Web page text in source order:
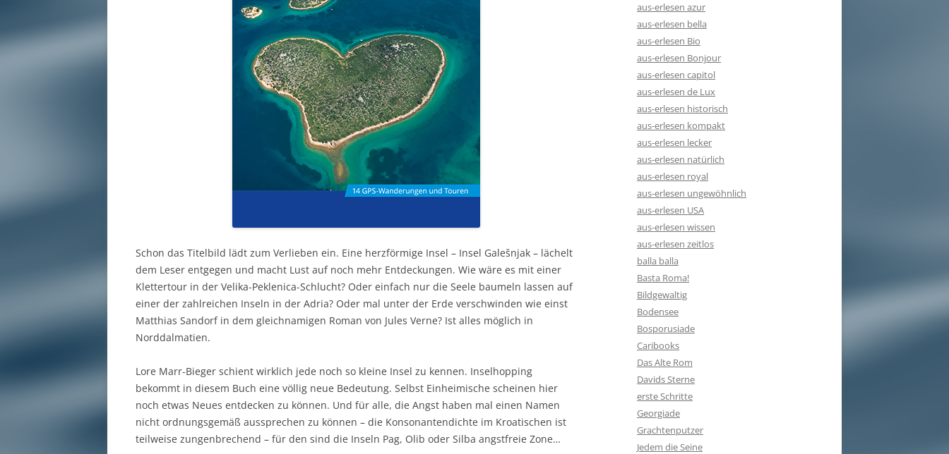
Schon das Titelbild lädt zum Verlieben ein. Eine herzförmige Insel – Insel Galešnjak – lächelt
dem Leser entgegen und macht Lust auf noch mehr Entdeckungen. Wie wäre es mit einer
Klettertour in der Velika-Peklenica-Schlucht? Oder einfach nur die Seele baumeln lassen auf
einer der zahlreichen Inseln in der Adria? Oder mal unter der Erde verschwinden wie einst
Matthias Sandorf in dem gleichnamigen Roman von Jules Verne? Ist alles möglich in
Norddalmatien.
Lore Marr-Bieger schient wirklich jede noch so kleine Insel zu kennen. Inselhopping
bekommt in diesem Buch eine völlig neue Bedeutung. Selbst Einheimische scheinen hier
noch etwas Neues entdecken zu können. Und für alle, die Angst haben mal einen Namen
nicht ordnungsgemäß aussprechen zu können – die Konsonantendichte im Kroatischen ist
teilweise zungenbrechend – für den sind die Inseln Pag, Olib oder Silba angstfreie Zone…
aus-erlesen azur
aus-erlesen bella
aus-erlesen Bio
aus-erlesen Bonjour
aus-erlesen capitol
aus-erlesen de Lux
aus-erlesen historisch
aus-erlesen kompakt
aus-erlesen lecker
aus-erlesen natürlich
aus-erlesen royal
aus-erlesen ungewöhnlich
aus-erlesen USA
aus-erlesen wissen
aus-erlesen zeitlos
balla balla
Basta Roma!
Bildgewaltig
Bodensee
Bosporusiade
Caribooks
Das Alte Rom
Davids Sterne
erste Schritte
Georgiade
Grachtenputzer
Jedem die Seine